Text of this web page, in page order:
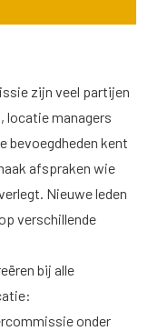
zijn veel partijen
locatie managers
bevoegdheden kent
afspraken wie
Nieuwe leden
verschillende
bij alle
onder